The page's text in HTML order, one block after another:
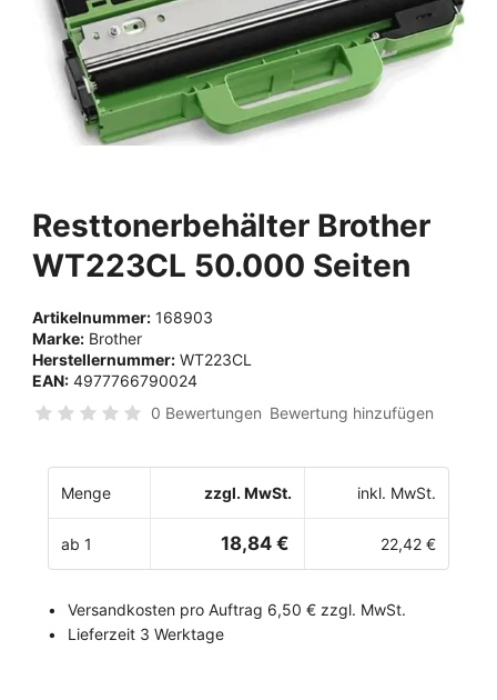
Resttonerbehälter Brother
WT223CL 50.000 Seiten
Artikelnummer: 168903
Marke: Brother
Herstellernummer: WT223CL
EAN: 4977766790024
0 Bewertungen Bewertung hinzufügen
Menge zzgl. MwSt. inkl. MwSt.
ab 1 18,84 € 22,42 €
Versandkosten pro Auftrag 6,50 € zzgl. MwSt.
Lieferzeit 3 Werktage